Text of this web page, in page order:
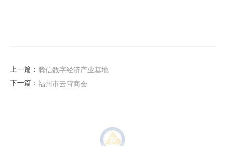
上一篇： 腾信数字经济产业基地
下一篇： 福州市云霄商会